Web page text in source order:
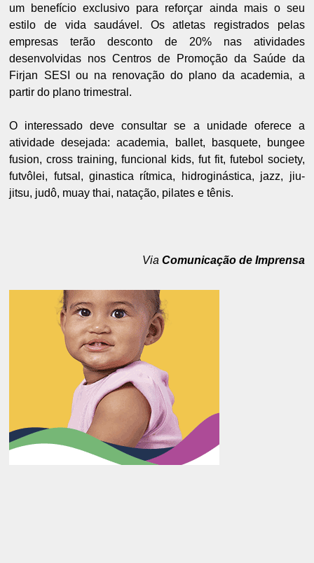
um benefício exclusivo para reforçar ainda mais o seu
estilo de vida saudável. Os atletas registrados pelas
empresas terão desconto de 20% nas atividades
desenvolvidas nos Centros de Promoção da Saúde da
Firjan SESI ou na renovação do plano da academia, a
partir do plano trimestral.
O interessado deve consultar se a unidade oferece a
atividade desejada: academia, ballet, basquete, bungee
fusion, cross training, funcional kids, fut fit, futebol society,
futvôlei, futsal, ginastica rítmica, hidroginástica, jazz, jiu-
jitsu, judô, muay thai, natação, pilates e tênis.
Via Comunicação de Imprensa